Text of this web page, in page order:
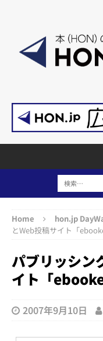
Home hon.jp
とWeb投稿サイト「
パブリッシン
イト「
2007年9月10日